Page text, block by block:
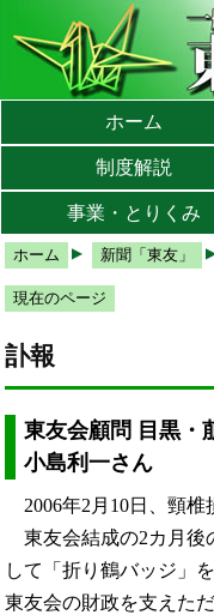
メインメニューへ
サブメニューへ
現在地ナビ（パンくずリ
ホーム
制度解説
事業・とりくみ
ホーム 新聞「東友」
現在のページ
訃報
東友会顧問 目黒・
小島利一さん
2006年2月10日、頸椎
東友会結成の2カ月後
して「折り鶴バッジ」
東友会の財政を支えた